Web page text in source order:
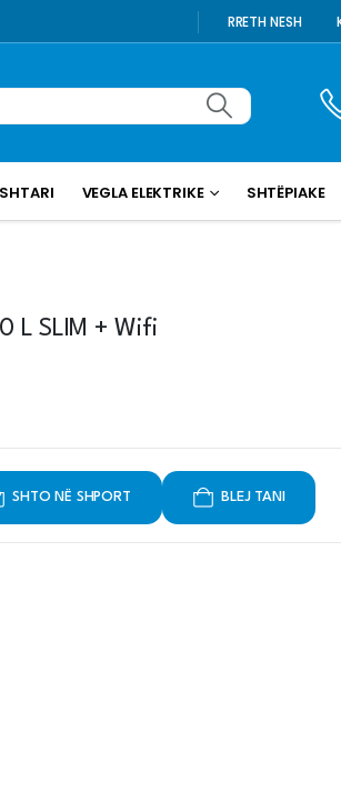
RRETH NESH
VEGLA ELEKTRIKE SHTËPIAKE
L SLIM + Wifi
SHTO NË SHPORT BLEJ TANI